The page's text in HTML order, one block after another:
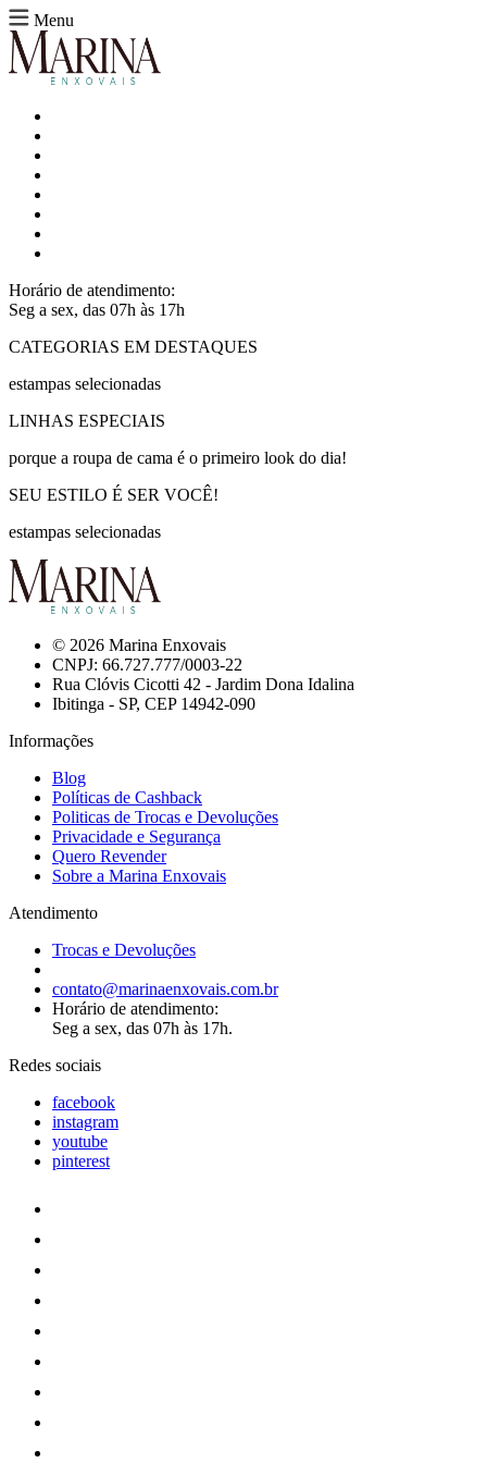
Menu
Horário de atendimento:
Seg a sex, das 07h às 17h
CATEGORIAS EM DESTAQUES
estampas selecionadas
LINHAS ESPECIAIS
porque a roupa de cama é o primeiro look do dia!
SEU ESTILO É SER VOCÊ!
estampas selecionadas
© 2026 Marina Enxovais
CNPJ: 66.727.777/0003-22
Rua Clóvis Cicotti 42 - Jardim Dona Idalina
Ibitinga - SP, CEP 14942-090
Informações
Blog
Políticas de Cashback
Politicas de Trocas e Devoluções
Privacidade e Segurança
Quero Revender
Sobre a Marina Enxovais
Atendimento
Trocas e Devoluções
contato@marinaenxovais.com.br
Horário de atendimento:
Seg a sex, das 07h às 17h.
Redes sociais
facebook
instagram
youtube
pinterest